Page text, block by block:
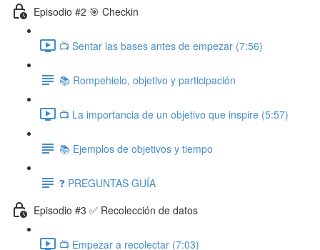
Episodio #2 🎯 Checkin
📺 Sentar las bases antes de empezar (7:56)
📚 Rompehielo, objetivo y participación
📺 La importancia de un objetivo que inspire (5:57)
📚 Ejemplos de objetivos y tiempo
❓ PREGUNTAS GUÍA
Episodio #3 ✅ Recolección de datos
📺 Empezar a recolectar (7:03)